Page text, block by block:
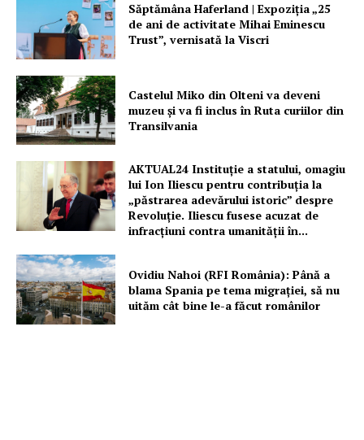
Săptămâna Haferland | Expoziţia „25
de ani de activitate Mihai Eminescu
Trust”, vernisată la Viscri
Castelul Miko din Olteni va deveni
muzeu şi va fi inclus în Ruta curiilor din
Transilvania
AKTUAL24 Instituție a statului, omagiu
lui Ion Iliescu pentru contribuția la
„păstrarea adevărului istoric” despre
Revoluție. Iliescu fusese acuzat de
infracțiuni contra umanității în...
Ovidiu Nahoi (RFI România): Până a
blama Spania pe tema migrației, să nu
uităm cât bine le-a făcut românilor